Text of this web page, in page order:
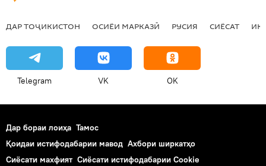
ДАР ТОҶИКИСТОН ОСИЁИ МАРКАЗӢ РУСИЯ СИЁСАТ
Telegram VK OK
Дар бораи лоиҳа Тамос
Қоидаи истифодабарии мавод Ахбори ширкатҳо
Сиёсати махфият Сиёсати истифодабарии Cookie